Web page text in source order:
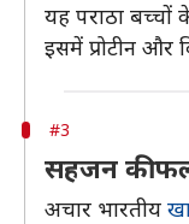
यह पराठा बच्चों
इसमें प्रोटीन और
#3
सहजन की
अचार भारतीय